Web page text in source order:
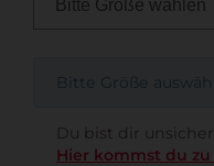
Bitte Größe
Du bist dir
Hier kommst du